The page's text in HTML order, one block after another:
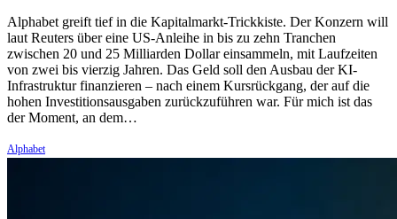
Alphabet greift tief in die Kapitalmarkt-Trickkiste. Der Konzern will
laut Reuters über eine US-Anleihe in bis zu zehn Tranchen
zwischen 20 und 25 Milliarden Dollar einsammeln, mit Laufzeiten
von zwei bis vierzig Jahren. Das Geld soll den Ausbau der KI-
Infrastruktur finanzieren – nach einem Kursrückgang, der auf die
hohen Investitionsausgaben zurückzuführen war. Für mich ist das
der Moment, an dem…
Alphabet